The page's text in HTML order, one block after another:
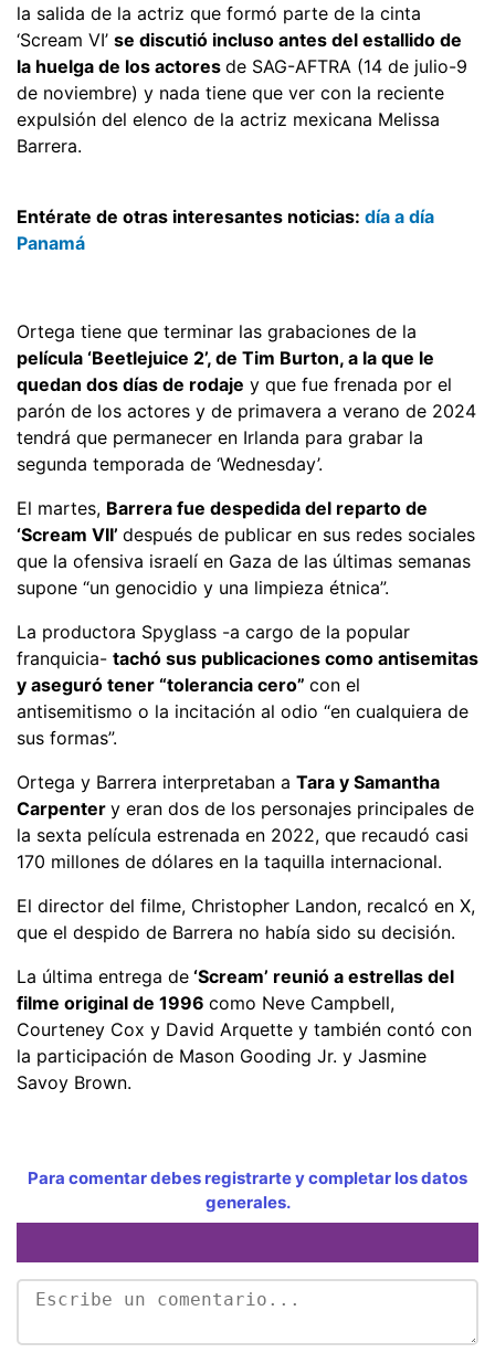
la salida de la actriz que formó parte de la cinta
‘Scream VI’ se discutió incluso antes del estallido de
la huelga de los actores de SAG-AFTRA (14 de julio-9
de noviembre) y nada tiene que ver con la reciente
expulsión del elenco de la actriz mexicana Melissa
Barrera.
Entérate de otras interesantes noticias: día a día
Panamá
Ortega tiene que terminar las grabaciones de la
película ‘Beetlejuice 2’, de Tim Burton, a la que le
quedan dos días de rodaje y que fue frenada por el
parón de los actores y de primavera a verano de 2024
tendrá que permanecer en Irlanda para grabar la
segunda temporada de ‘Wednesday’.
El martes, Barrera fue despedida del reparto de
‘Scream VII’ después de publicar en sus redes sociales
que la ofensiva israelí en Gaza de las últimas semanas
supone “un genocidio y una limpieza étnica”.
La productora Spyglass -a cargo de la popular
franquicia- tachó sus publicaciones como antisemitas
y aseguró tener “tolerancia cero” con el
antisemitismo o la incitación al odio “en cualquiera de
sus formas”.
Ortega y Barrera interpretaban a Tara y Samantha
Carpenter y eran dos de los personajes principales de
la sexta película estrenada en 2022, que recaudó casi
170 millones de dólares en la taquilla internacional.
El director del filme, Christopher Landon, recalcó en X,
que el despido de Barrera no había sido su decisión.
La última entrega de ‘Scream’ reunió a estrellas del
filme original de 1996 como Neve Campbell,
Courteney Cox y David Arquette y también contó con
la participación de Mason Gooding Jr. y Jasmine
Savoy Brown.
Para comentar debes registrarte y completar los datos
generales.